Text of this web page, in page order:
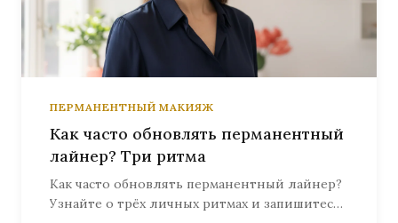
ПЕРМАНЕНТНЫЙ МАКИЯЖ
Как часто обновлять перманентный
лайнер? Три ритма
Как часто обновлять перманентный лайнер?
Узнайте о трёх личных ритмах и запишитесь